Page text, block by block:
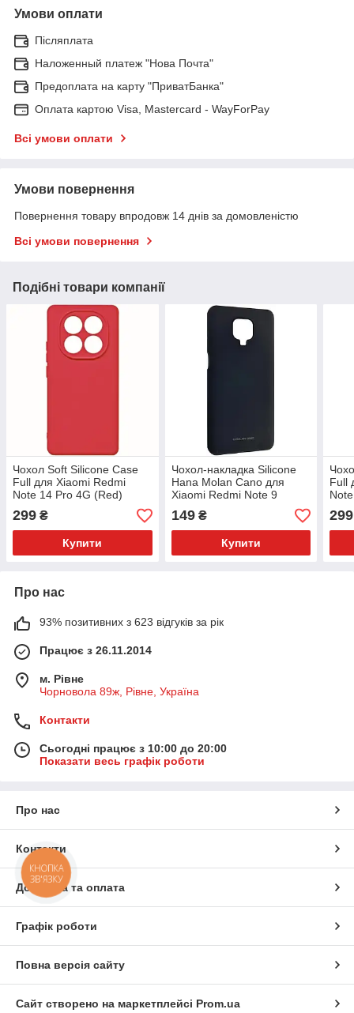
Умови оплати
Післяплата
Наложенный платеж "Нова Почта"
Предоплата на карту "ПриватБанка"
Оплата картою Visa, Mastercard - WayForPay
Всі умови оплати
Умови повернення
Повернення товару впродовж 14 днів за домовленістю
Всі умови повернення
Подібні товари компанії
Чохол Soft Silicone Case
Full для Xiaomi Redmi
Note 14 Pro 4G (Red)
299 ₴
Купити
Чохол-накладка Silicone
Hana Molan Cano для
Xiaomi Redmi Note 9
(black)
149₴
Купити
Full
Red
299
Про нас
93% позитивних з 623 відгуків за рік
Працює з 26.11.2014
м. Рівне
Чорновола 89ж, Рівне, Україна
Контакти
Сьогодні працює з 10:00 до 20:00
Показати весь графік роботи
Про нас
Контакти
Доставка та оплата
Графік роботи
Повна версія сайту
Сайт створено на маркетплейсі Prom.ua
КНОПКА
ЗВ'ЯЗКУ